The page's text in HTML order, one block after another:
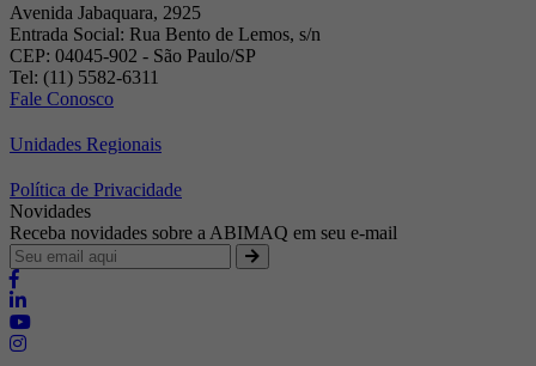
Avenida Jabaquara, 2925
Entrada Social: Rua Bento de Lemos, s/n
CEP: 04045-902 - São Paulo/SP
Tel: (11) 5582-6311
Fale Conosco
Unidades Regionais
Política de Privacidade
Novidades
Receba novidades sobre a ABIMAQ em seu e-mail